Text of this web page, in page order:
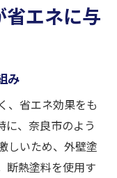
エネに与
み
、省エネ効果をも
に、奈良市のよう
しいため、外壁塗
断熱塗料を使用す